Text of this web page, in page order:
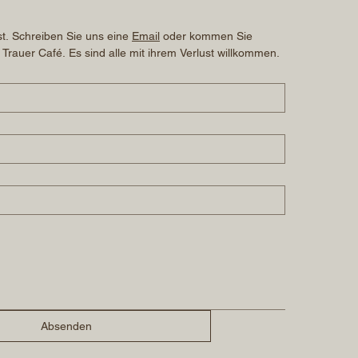
Schreiben Sie uns eine Email oder kommen Sie
Café. Es sind alle mit ihrem Verlust willkommen.
Absenden